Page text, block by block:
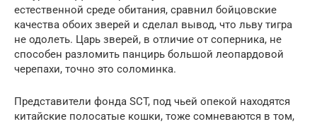
естественной среде обитания, сравнил бойцовские
качества обоих зверей и сделал вывод, что льву тигра
не одолеть. Царь зверей, в отличие от соперника, не
способен разломить панцирь большой леопардовой
черепахи, точно это соломинка.
Представители фонда SCT, под чьей опекой находятся
китайские полосатые кошки, тоже сомневаются в том,